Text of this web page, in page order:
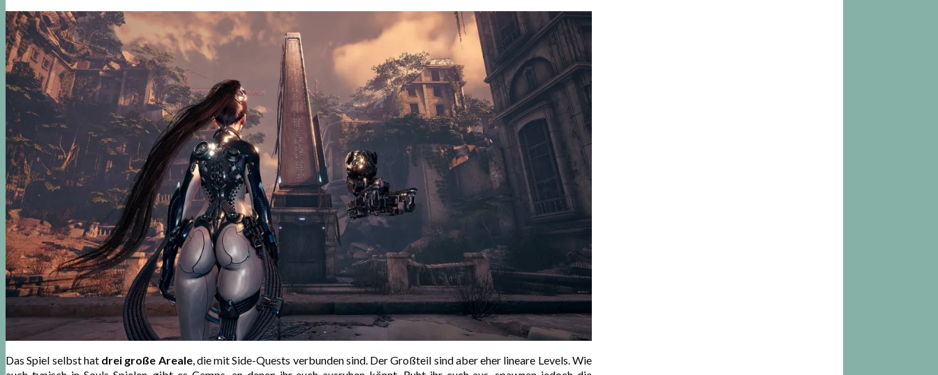
Das Spiel selbst hatdrei große Areale, die mit Side-Quests verbunden sind. Der Großteil sind aber eher lineare Levels. Wie